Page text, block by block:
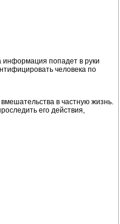
информация попадет в руки
человека по
в частную жизнь.
его действия,